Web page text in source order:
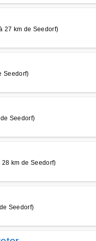
27 km de Seedorf)
Seedorf)
Seedorf)
km de Seedorf)
Seedorf)